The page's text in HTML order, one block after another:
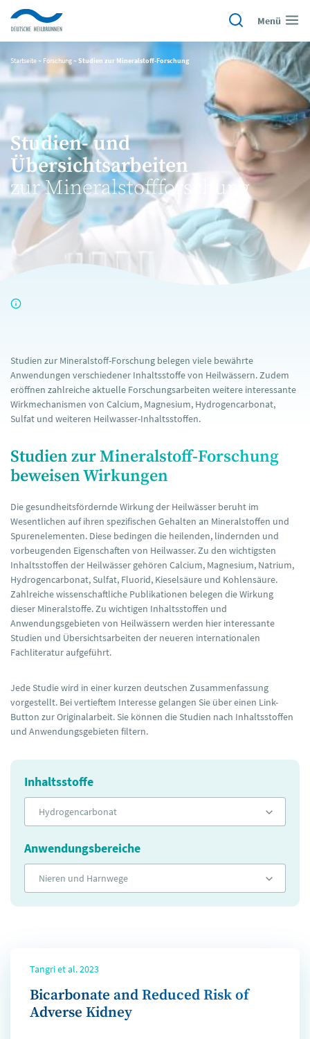
Menü
Startseite~ Forschung~ Studien zur Mineralstoff-Forschung
Studien- und
Übersichtsarbeiten
zur Mineralstoffforschung
Studien zur Mineralstoff-Forschung belegen viele bewährte
Anwendungen verschiedener Inhaltsstoffe von Heilwässern. Zudem
eröffnen zahlreiche aktuelle Forschungsarbeiten weitere interessante
Wirkmechanismen von Calcium, Magnesium, Hydrogencarbonat,
Sulfat und weiteren Heilwasser-Inhaltsstoffen.
Studien zur Mineralstoff-Forschung
beweisen Wirkungen
Die gesundheitsfördernde Wirkung der Heilwässer beruht im
Wesentlichen auf ihren spezifischen Gehalten an Mineralstoffen und
Spurenelementen. Diese bedingen die heilenden, lindernden und
vorbeugenden Eigenschaften von Heilwasser. Zu den wichtigsten
Inhaltsstoffen der Heilwässer gehören Calcium, Magnesium, Natrium,
Hydrogencarbonat, Sulfat, Fluorid, Kieselsäure und Kohlensäure.
Zahlreiche wissenschaftliche Publikationen belegen die Wirkung
dieser Mineralstoffe. Zu wichtigen Inhaltsstoffen und
Anwendungsgebieten von Heilwässern werden hier interessante
Studien und Übersichtsarbeiten der neueren internationalen
Fachliteratur aufgeführt.
Jede Studie wird in einer kurzen deutschen Zusammenfassung
vorgestellt. Bei vertieftem Interesse gelangen Sie über einen Link-
Button zur Originalarbeit. Sie können die Studien nach Inhaltsstoffen
und Anwendungsgebieten filtern.
Inhaltsstoffe
Hydrogencarbonat
Anwendungsbereiche
Nieren und Harnwege
Tangri et al. 2023
Bicarbonate and Reduced Risk of
Adverse Kidney